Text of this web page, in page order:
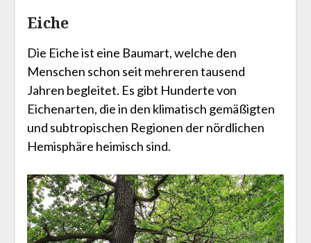
Eiche
Die Eiche ist eine Baumart, welche den
Menschen schon seit mehreren tausend
Jahren begleitet. Es gibt Hunderte von
Eichenarten, die in den klimatisch gemäßigten
und subtropischen Regionen der nördlichen
Hemisphäre heimisch sind.